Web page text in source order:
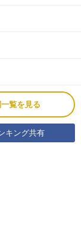
覧を見る
キング共有